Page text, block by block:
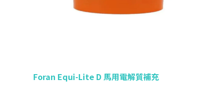
Foran Equi-Lite D 馬用電解質補充